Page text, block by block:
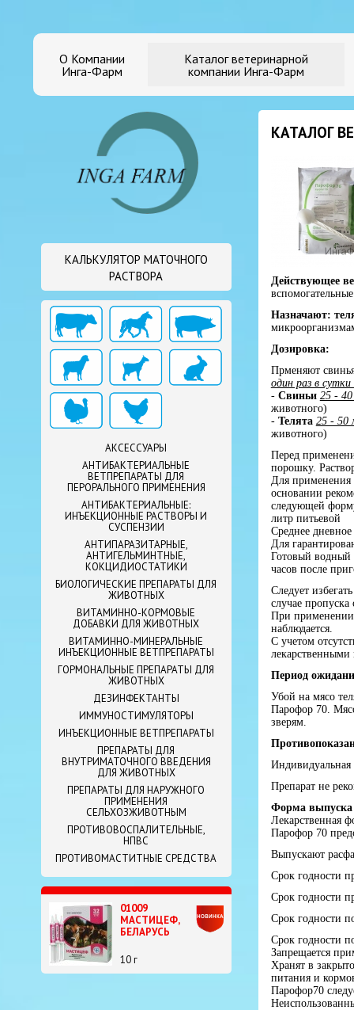
О Компании
Инга-Фарм
Каталог ветеринарной
компании Инга-Фарм
КАЛЬКУЛЯТОР МАТОЧНОГО
РАСТВОРА
АКСЕССУАРЫ
АНТИБАКТЕРИАЛЬНЫЕ
ВЕТПРЕПАРАТЫ ДЛЯ
ПЕРОРАЛЬНОГО ПРИМЕНЕНИЯ
АНТИБАКТЕРИАЛЬНЫЕ:
ИНЪЕКЦИОННЫЕ РАСТВОРЫ И
СУСПЕНЗИИ
АНТИПАРАЗИТАРНЫЕ,
АНТИГЕЛЬМИНТНЫЕ,
КОКЦИДИОСТАТИКИ
БИОЛОГИЧЕСКИЕ ПРЕПАРАТЫ ДЛЯ
ЖИВОТНЫХ
ВИТАМИННО-КОРМОВЫЕ
ДОБАВКИ ДЛЯ ЖИВОТНЫХ
ВИТАМИННО-МИНЕРАЛЬНЫЕ
ИНЪЕКЦИОННЫЕ ВЕТПРЕПАРАТЫ
ГОРМОНАЛЬНЫЕ ПРЕПАРАТЫ ДЛЯ
ЖИВОТНЫХ
ДЕЗИНФЕКТАНТЫ
ИММУНОСТИМУЛЯТОРЫ
ИНЪЕКЦИОННЫЕ ВЕТПРЕПАРАТЫ
ПРЕПАРАТЫ ДЛЯ
ВНУТРИМАТОЧНОГО ВВЕДЕНИЯ
ДЛЯ ЖИВОТНЫХ
ПРЕПАРАТЫ ДЛЯ НАРУЖНОГО
ПРИМЕНЕНИЯ
СЕЛЬХОЗЖИВОТНЫМ
ПРОТИВОВОСПАЛИТЕЛЬНЫЕ,
НПВС
ПРОТИВОМАСТИТНЫЕ СРЕДСТВА
01009
МАСТИЦЕФ,
БЕЛАРУСЬ
10 г
КАТАЛОГ
Действующее
Назначают:
Дозировка:
Прменяют
один раз в
- Свиньи 25 -
животного)
- Телята 25 - 50
животного)
Перед
порошку.
Для применения
основании
следующей
литр питьевой
Среднее
Для
Готовый водный
часов после
Следует
случае
При применении
наблюдается.
С учетом
лекарственными
Период
Убой на мясо
Парофор 70.
зверям.
Препарат не
Форма выпуска
Лекарственная
Парофор 70
Выпускают
Срок годности
Срок годности
Срок годности
Срок годности
Запрещается
Хранят в
питания и
Парофор70